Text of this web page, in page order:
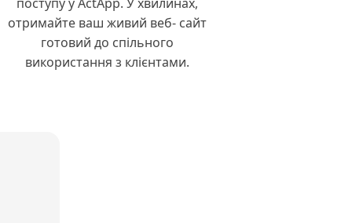
отримайте ваш живий веб- сайт
готовий до спільного
використання з клієнтами.